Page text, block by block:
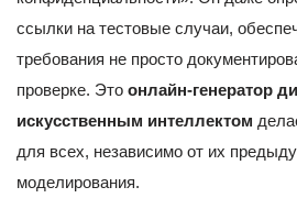
ссылки на тестовые случаи,
требования не просто
проверке. Это онлайн-генератор
искусственным интеллектом
для всех, независимо от их
моделирования.